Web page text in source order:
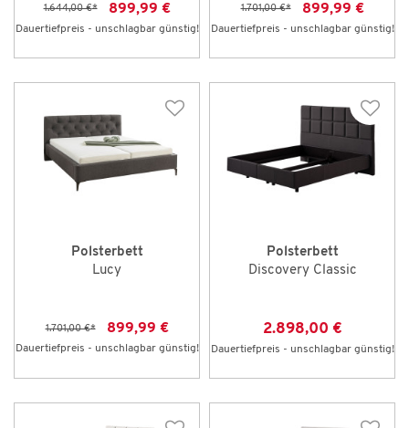
1.644,00 €* 899,99 €
Dauertiefpreis - unschlagbar günstig!
1.701,00 €* 899,99 €
Dauertiefpreis - unschlagbar günstig!
Polsterbett
Lucy
1.701,00 €* 899,99 €
Dauertiefpreis - unschlagbar günstig!
Polsterbett
Discovery Classic
2.898,00 €
Dauertiefpreis - unschlagbar günstig!